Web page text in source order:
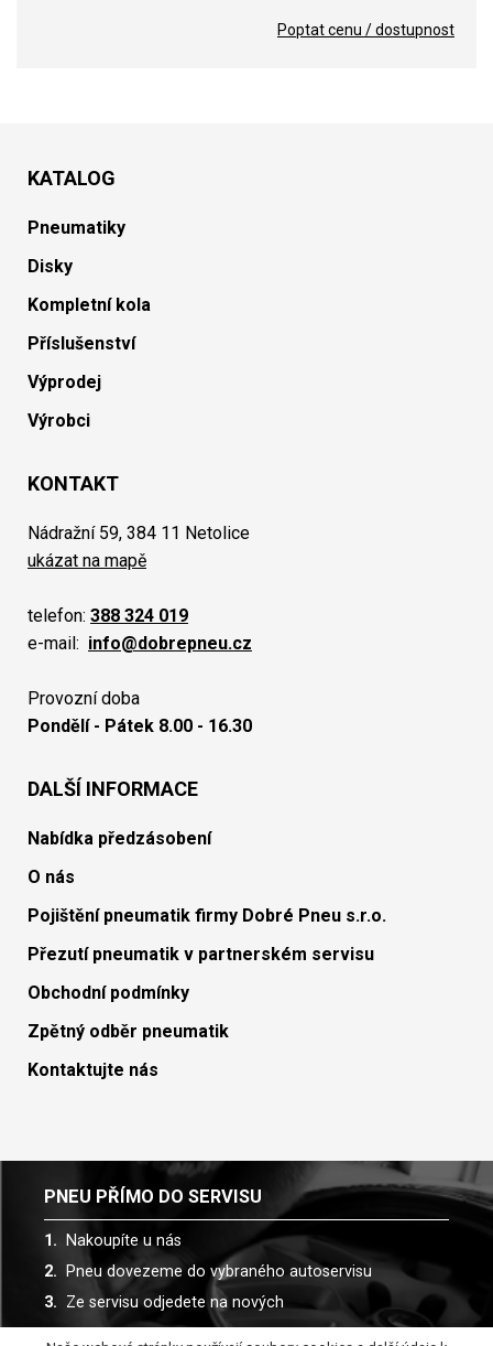
Poptat cenu / dostupnost
KATALOG
Pneumatiky
Disky
Kompletní kola
Příslušenství
Výprodej
Výrobci
KONTAKT
Nádražní 59, 384 11 Netolice
ukázat na mapě
telefon: 388 324 019
e-mail: info@dobrepneu.cz
Provozní doba
Pondělí - Pátek 8.00 - 16.30
DALŠÍ INFORMACE
Nabídka předzásobení
O nás
Pojištění pneumatik firmy Dobré Pneu s.r.o.
Přezutí pneumatik v partnerském servisu
Obchodní podmínky
Zpětný odběr pneumatik
Kontaktujte nás
PNEU PŘÍMO DO SERVISU
Nakoupíte u nás
Pneu dovezeme do vybraného autoservisu
Ze servisu odjedete na nových